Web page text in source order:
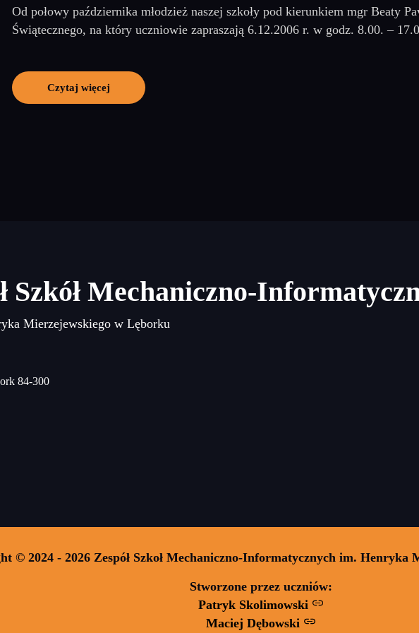
Od połowy października młodzież naszej szkoły pod kierunkiem mgr Beaty
Świątecznego, na który uczniowie zapraszają 6.12.2006 r. w godz. 8.00. –
Czytaj więcej
Szkół Mechaniczno-
Mierzejewskiego w Lęborku
84-300
© 2024 - 2026 Zespół Szkoł Mechaniczno-Informatycznych im. Henryka
Stworzone przez uczniów:
Patryk Skolimowski
Maciej Dębowski